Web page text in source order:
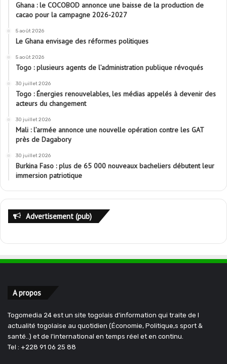
Ghana : le COCOBOD annonce une baisse de la production de
cacao pour la campagne 2026-2027
5 août 2026
Le Ghana envisage des réformes politiques
5 août 2026
Togo : plusieurs agents de l’administration publique révoqués
30 juillet 2026
Togo : Énergies renouvelables, les médias appelés à devenir des
acteurs du changement
30 juillet 2026
Mali : l’armée annonce une nouvelle opération contre les GAT
près de Dagabory
30 juillet 2026
Burkina Faso : plus de 65 000 nouveaux bacheliers débutent leur
immersion patriotique
Advertisement (pub)
A propos
Togomedia 24 est un site togolais d'information qui traite de l
actualité togolaise au quotidien (Économie, Politique,s sport &
santé..) et de l'international en temps réel et en continu.
Tel : +228 91 06 25 88